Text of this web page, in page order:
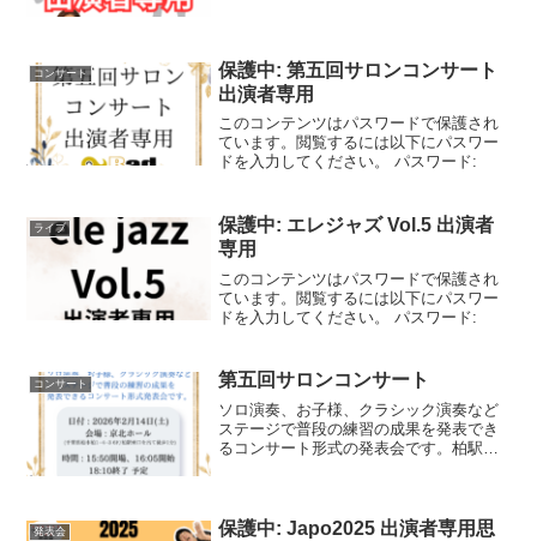
コンサート
保護中: 第五回サロンコンサート
出演者専用
このコンテンツはパスワードで保護され
ています。閲覧するには以下にパスワー
ドを入力してください。 パスワード:
ライブ
保護中: エレジャズ Vol.5 出演者
専用
このコンテンツはパスワードで保護され
ています。閲覧するには以下にパスワー
ドを入力してください。 パスワード:
コンサート 第五回サロンコンサート
ソロ演奏、お子様、クラシック演奏など
ステージで普段の練習の成果を発表でき
るコンサート形式の発表会です。柏駅す
ます。入場無料...
発表会
保護中: Japo2025 出演者専用思